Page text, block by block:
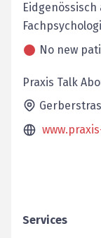
No new
Praxis Talk
Services